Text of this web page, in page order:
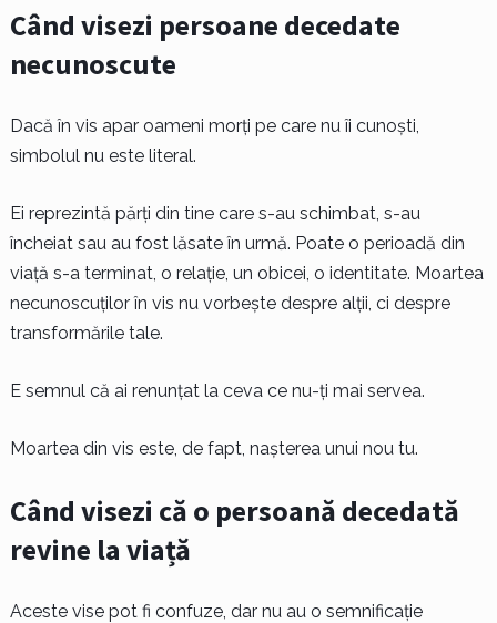
Când visezi persoane decedate
necunoscute
Dacă în vis apar oameni morți pe care nu îi cunoști,
simbolul nu este literal.
Ei reprezintă părți din tine care s-au schimbat, s-au
încheiat sau au fost lăsate în urmă. Poate o perioadă din
viață s-a terminat, o relație, un obicei, o identitate. Moartea
necunoscuților în vis nu vorbește despre alții, ci despre
transformările tale.
E semnul că ai renunțat la ceva ce nu-ți mai servea.
Moartea din vis este, de fapt, nașterea unui nou tu.
Când visezi că o persoană decedată
revine la viață
Aceste vise pot fi confuze, dar nu au o semnificație